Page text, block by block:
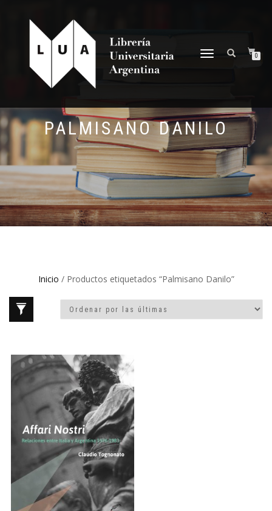
NAVEGACIÓN
0
PALMISANO DANILO
Inicio / Productos etiquetados “Palmisano Danilo”